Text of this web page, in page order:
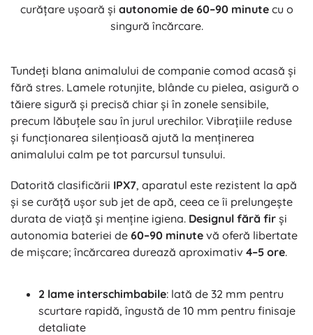
curățare ușoară și autonomie de 60–90 minutecu o
singură încărcare.
Tundeți blana animalului de companie comod acasă și
fără stres. Lamele rotunjite, blânde cu pielea, asigură o
tăiere sigură și precisă chiar și în zonele sensibile,
precum lăbuțele sau în jurul urechilor. Vibrațiile reduse
și funcționarea silențioasă ajută la menținerea
animalului calm pe tot parcursul tunsului.
Datorită clasificării IPX7, aparatul este rezistent la apă
și se curăță ușor sub jet de apă, ceea ce îi prelungește
durata de viață și menține igiena. Designul fără fir și
autonomia bateriei de 60–90 minute vă oferă libertate
de mișcare; încărcarea durează aproximativ 4–5 ore.
2 lame interschimbabile: lată de 32 mm pentru
scurtare rapidă, îngustă de 10 mm pentru finisaje
detaliate